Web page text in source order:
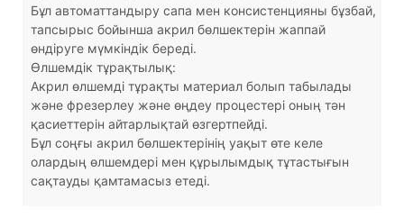
Бұл автоматтандыру сапа мен консистенцияны бұзбай,
тапсырыс бойынша акрил бөлшектерін жаппай
өндіруге мүмкіндік береді.
Өлшемдік тұрақтылық:
Акрил өлшемді тұрақты материал болып табылады
және фрезерлеу және өңдеу процестері оның тән
қасиеттерін айтарлықтай өзгертпейді.
Бұл соңғы акрил бөлшектерінің уақыт өте келе
олардың өлшемдері мен құрылымдық тұтастығын
сақтауды қамтамасыз етеді.